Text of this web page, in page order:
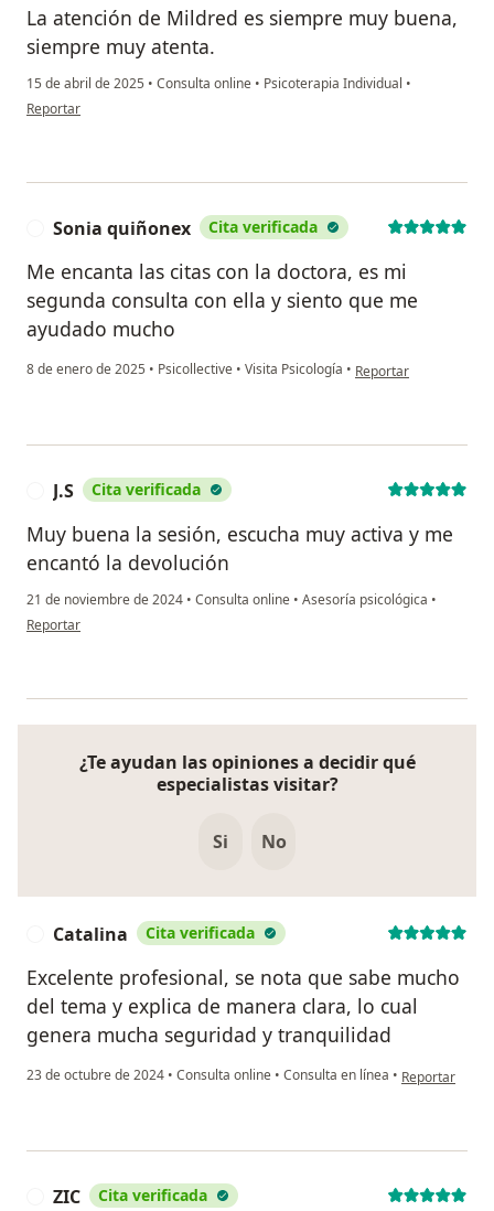
La atención de Mildred es siempre muy buena,
siempre muy atenta.
15 de abril de 2025 • Consulta online • Psicoterapia Individual •
en opinión del usuario Santiago Julio
Reportar
Sonia quiñonex Cita verificada
Me encanta las citas con la doctora, es mi
segunda consulta con ella y siento que me
ayudado mucho
8 de enero de 2025 • Psicollective • Visita Psicología • en opinión del
Reportar
J.S Cita verificada
Muy buena la sesión, escucha muy activa y me
encantó la devolución
21 de noviembre de 2024 • Consulta online • Asesoría psicológica •
en opinión del usuario J.S
Reportar
¿Te ayudan las opiniones a decidir qué
especialistas visitar?
Si No
Catalina Cita verificada
Excelente profesional, se nota que sabe mucho
del tema y explica de manera clara, lo cual
genera mucha seguridad y tranquilidad
23 de octubre de 2024 • Consulta online • Consulta en línea • en opinión del
Reportar
ZIC Cita verificada